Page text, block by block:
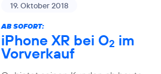
19. Oktober 2018
AB SOFORT:
iPhone XR bei O2 im
Vorverkauf